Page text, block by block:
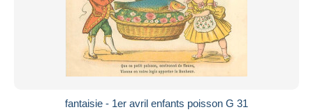
fantaisie - 1er avril enfants poisson G 31